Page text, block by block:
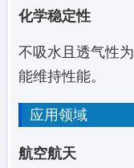
化学稳定性
不吸水且透气性
能维持性能。
应用领域
航空航天